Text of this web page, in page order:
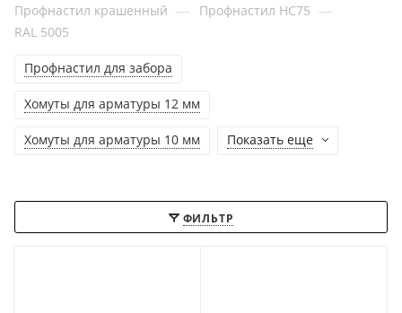
Профнастил крашенный — Профнастил НС75 —
RAL 5005
Профнастил для забора
Хомуты для арматуры 12 мм
Хомуты для арматуры 10 мм Показать еще
ФИЛЬТР